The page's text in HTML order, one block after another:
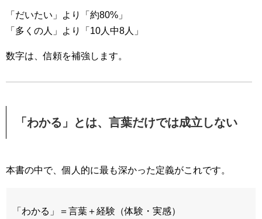
「だいたい」より「約80%」
「多くの人」より「10人中8人」
数字は、信頼を補強します。
「わかる」とは、言葉だけでは成立しない
本書の中で、個人的に最も深かった定義がこれです。
「わかる」＝言葉＋経験（体験・実感）